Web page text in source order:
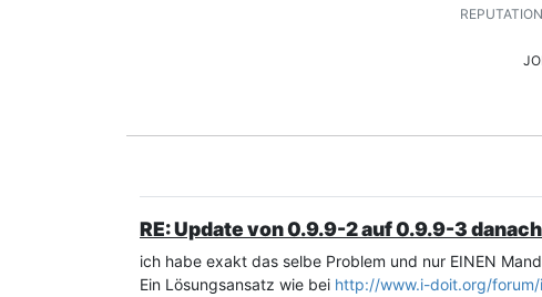
REPUTATION
RE: Update von 0.9.9-2 auf 0.9.9-3
ich habe exakt das selbe Problem und nur EINEN
Ein Lösungsansatz wie bei http://www.i-doit.org/